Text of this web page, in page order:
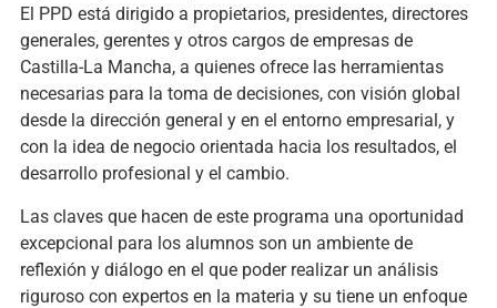
El PPD está dirigido a propietarios, presidentes, directores
generales, gerentes y otros cargos de empresas de
Castilla-La Mancha, a quienes ofrece las herramientas
necesarias para la toma de decisiones, con visión global
desde la dirección general y en el entorno empresarial, y
con la idea de negocio orientada hacia los resultados, el
desarrollo profesional y el cambio.
Las claves que hacen de este programa una oportunidad
excepcional para los alumnos son un ambiente de
reflexión y diálogo en el que poder realizar un análisis
riguroso con expertos en la materia y su tiene un enfoque